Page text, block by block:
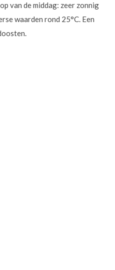
van de middag: zeer zonnig
waarden rond 25°C. Een